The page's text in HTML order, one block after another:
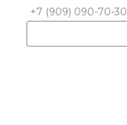
+7 (909) 090-70-30